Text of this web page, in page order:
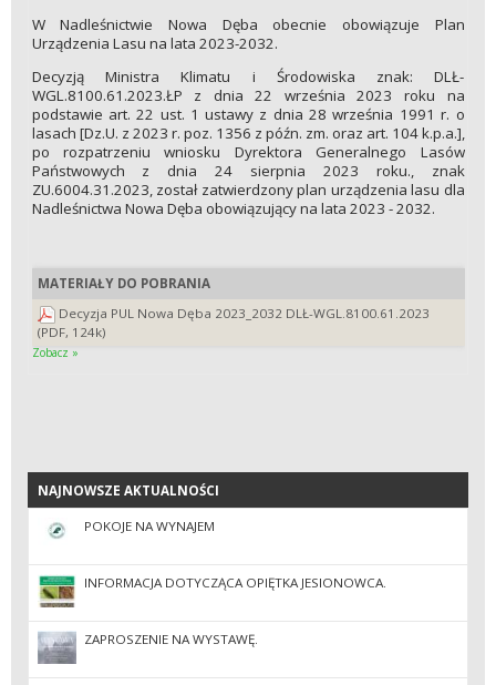
W Nadleśnictwie Nowa Dęba obecnie obowiązuje Plan
Urządzenia Lasu na lata 2023-2032.
Decyzją Ministra Klimatu i Środowiska znak: DLŁ-
WGL.8100.61.2023.ŁP z dnia 22 września 2023 roku na
podstawie art. 22 ust. 1 ustawy z dnia 28 września 1991 r. o
lasach [Dz.U. z 2023 r. poz. 1356 z późn. zm. oraz art. 104 k.p.a.],
po rozpatrzeniu wniosku Dyrektora Generalnego Lasów
Państwowych z dnia 24 sierpnia 2023 roku., znak
ZU.6004.31.2023, został zatwierdzony plan urządzenia lasu dla
Nadleśnictwa Nowa Dęba obowiązujący na lata 2023 - 2032.
MATERIAŁY DO POBRANIA
Decyzja PUL Nowa Dęba 2023_2032 DLŁ-WGL.8100.61.2023
(PDF, 124k)
Zobacz »
NAJNOWSZE AKTUALNOŚCI
NAJNOWSZE AKTUALNOŚCI
POKOJE NA WYNAJEM
INFORMACJA DOTYCZĄCA OPIĘTKA JESIONOWCA.
ZAPROSZENIE NA WYSTAWĘ.